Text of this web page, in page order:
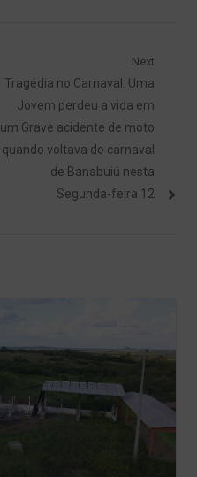
Next
Next
post:
Tragédia no Carnaval: Uma
Jovem perdeu a vida em
um Grave acidente de moto
quando voltava do carnaval
de Banabuiú nesta
Segunda-feira 12